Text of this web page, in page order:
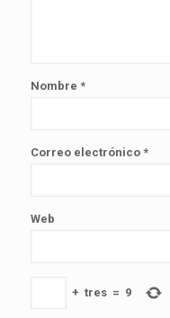
Nombre *
Correo electrónico *
Web
+ tres = 9